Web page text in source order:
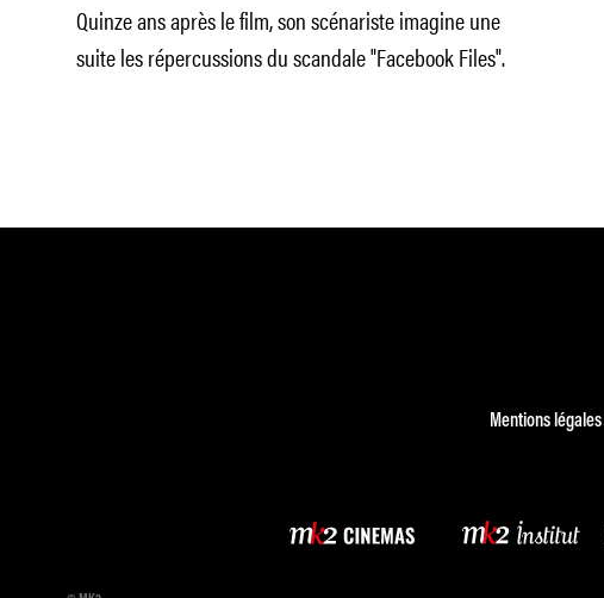
Quinze ans après le film, son scénariste imagine une
suite les répercussions du scandale "Facebook Files".
Mentions légales